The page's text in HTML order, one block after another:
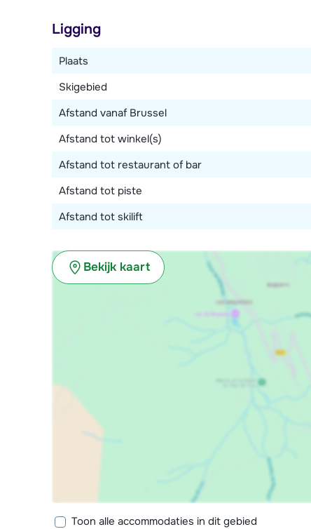
Ligging
Plaats
Skigebied
Afstand vanaf Brussel
Afstand tot winkel(s)
Afstand tot restaurant of bar
Afstand tot piste
Afstand tot skilift
Bekijk kaart
Toon alle accommodaties in dit gebied